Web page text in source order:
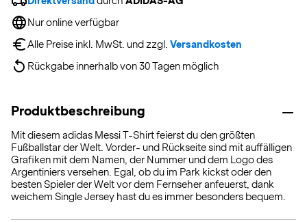
Nur online verfügbar
Alle Preise inkl. MwSt. und zzgl. Versandkosten
Rückgabe innerhalb von 30 Tagen möglich
Produktbeschreibung
Mit diesem adidas Messi T-Shirt feierst du den größten
Fußballstar der Welt. Vorder- und Rückseite sind mit auffälligen
Grafiken mit dem Namen, der Nummer und dem Logo des
Argentiniers versehen. Egal, ob du im Park kickst oder den
besten Spieler der Welt vor dem Fernseher anfeuerst, dank
weichem Single Jersey hast du es immer besonders bequem.